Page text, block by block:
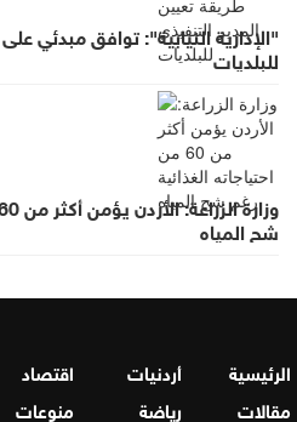
"الإدارية النيابية": توافق مبدئي
للبلديات
شح المياه
الرئيسية أردنيات اقتصاد
مقالات
رياضة منوعات